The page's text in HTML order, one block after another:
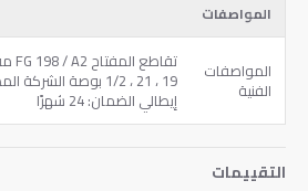
المواصفات
المواصفات
الفنية إيطالي الضمان: 24 شهرًا
التقييمات